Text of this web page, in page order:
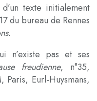
texte initialement
du bureau de Rennes
.
n’existe pas et ses
freudienne, n°35,
Paris, Eurl-Huysmans,